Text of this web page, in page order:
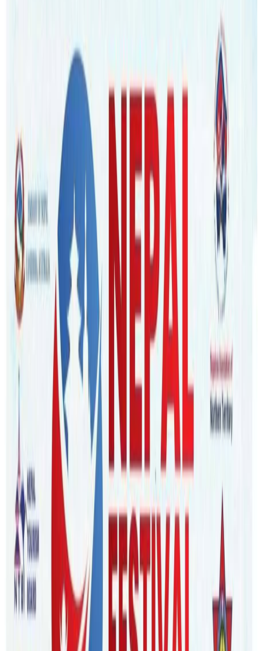
प्रधानमन्त्री मोरिसनद्धारा डिसेम्बर १५ बाट
विदेशी विद्यार्थी अष्ट्रेलिया आउन पाउने पुष्टी
Nepaltube Australia
Monday, 2021 December 13 / 4:03 pm
ब्रिजवेन/प्रधानमन्त्री स्कट मोरिसनले डिसेम्बर १५ तारिखपछि पुरा
खोप लगाएका विदेशी विद्यार्थी अष्ट्रेलिया आउन पाउने घोषणा
गर्नुभएको छ । आज दिउसो फेसबुकमा एक स्टाटस लेखेर प्रधानमन्त्री